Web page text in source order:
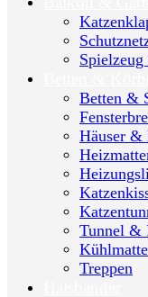
Betten &
Häuser &
Tunnel &
Treppen